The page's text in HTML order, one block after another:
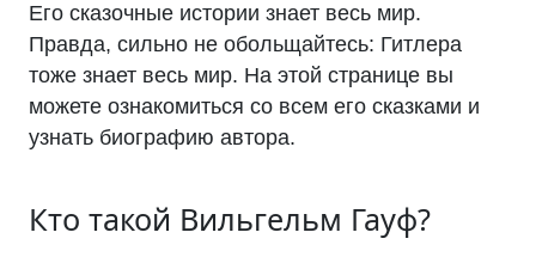
Его сказочные истории знает весь мир.
Правда, сильно не обольщайтесь: Гитлера
тоже знает весь мир. На этой странице вы
можете ознакомиться со всем его сказками и
узнать биографию автора.
Кто такой Вильгельм Гауф?